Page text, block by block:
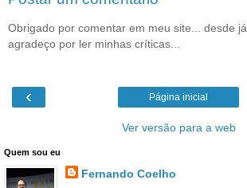
Obrigado por comentar em meu site... desde já
agradeço por ler minhas críticas...
‹ Página inicial
Ver versão para a web
Quem sou eu
Fernando Coelho